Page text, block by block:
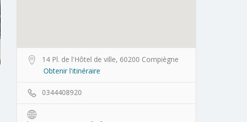
14 Pl. de l'Hôtel de ville, 60200 Compiègne
Obtenir l'itinéraire
0344408920